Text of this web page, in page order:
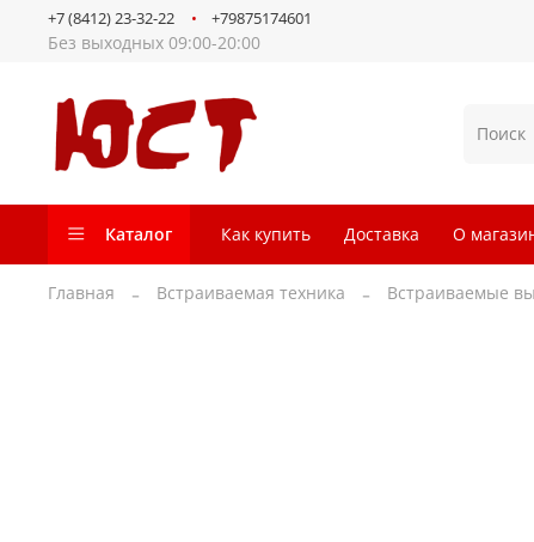
Без выходных 09:00-20:00
+7 (8412) 23-32-22 +79875174601
Каталог Как купить Доставка О
Главная Встраиваемая техника Встраиваемые